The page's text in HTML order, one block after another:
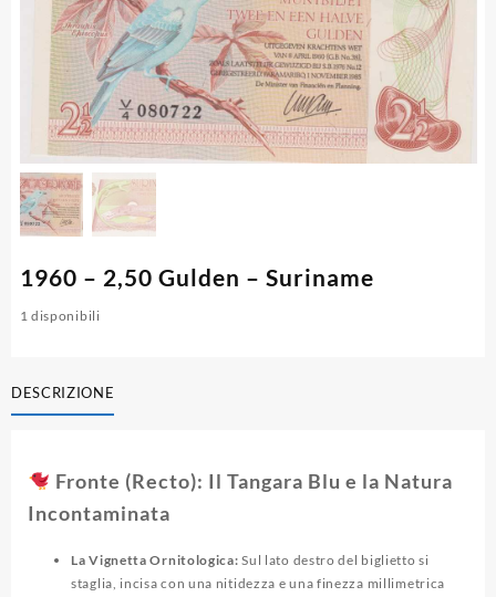
1960 – 2,50 Gulden – Suriname
1 disponibili
DESCRIZIONE
Fronte (Recto): Il Tangara Blu e la Natura
Incontaminata
La Vignetta Ornitologica: Sul lato destro del biglietto si
staglia, incisa con una nitidezza e una finezza millimetrica